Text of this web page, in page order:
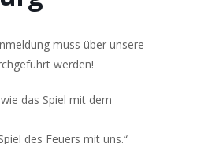
muss über unsere
werden!
das Spiel mit dem
des Feuers mit uns.“